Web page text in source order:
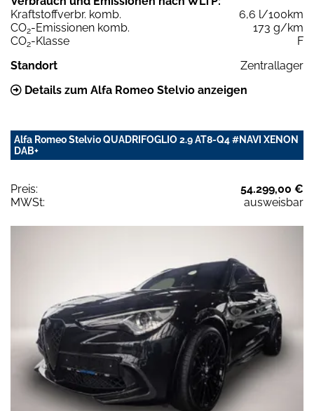
Kraftstoffverbr. komb.
6,6 l/100km
CO2-Emissionen komb.
173 g/km
CO2-Klasse
F
Standort
Zentrallager
Details zum Alfa Romeo Stelvio anzeigen
Alfa Romeo Stelvio QUADRIFOGLIO 2.9 AT8-Q4 #NAVI XENON
DAB+
Preis:
54.299,00 €
MWSt:
ausweisbar